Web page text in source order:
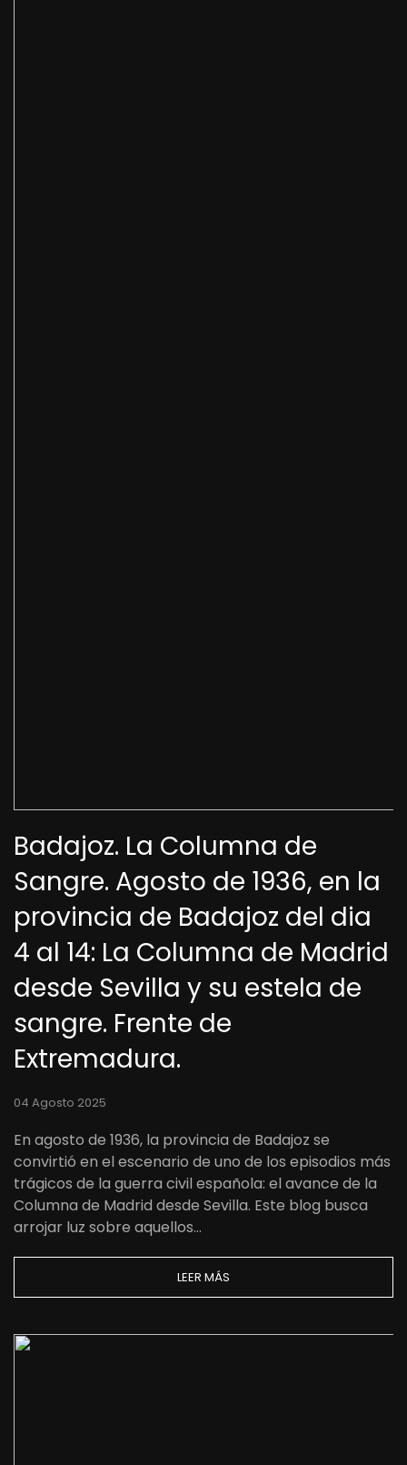
Badajoz. La Columna de
Sangre. Agosto de 1936, en la
provincia de Badajoz del dia
4 al 14: La Columna de Madrid
desde Sevilla y su estela de
sangre. Frente de
Extremadura.
04 Agosto 2025
En agosto de 1936, la provincia de Badajoz se
convirtió en el escenario de uno de los episodios más
trágicos de la guerra civil española: el avance de la
Columna de Madrid desde Sevilla. Este blog busca
arrojar luz sobre aquellos…
LEER MÁS